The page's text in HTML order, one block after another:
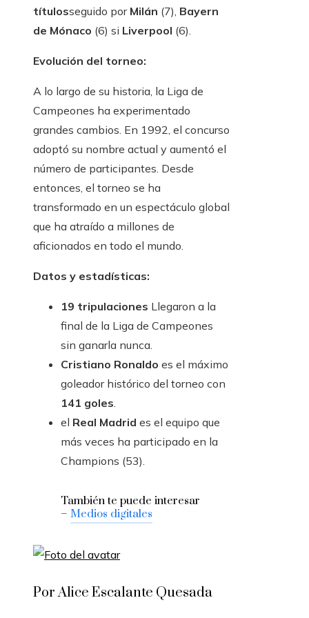
títulosseguido por Milán (7), Bayern
de Mónaco (6) si Liverpool (6).
Evolución del torneo:
A lo largo de su historia, la Liga de
Campeones ha experimentado
grandes cambios. En 1992, el concurso
adoptó su nombre actual y aumentó el
número de participantes. Desde
entonces, el torneo se ha
transformado en un espectáculo global
que ha atraído a millones de
aficionados en todo el mundo.
Datos y estadísticas:
19 tripulaciones Llegaron a la
final de la Liga de Campeones
sin ganarla nunca.
Cristiano Ronaldo es el máximo
goleador histórico del torneo con
141 goles.
el Real Madrid es el equipo que
más veces ha participado en la
Champions (53).
También te puede interesar
– Medios digitales
Por Alice Escalante Quesada